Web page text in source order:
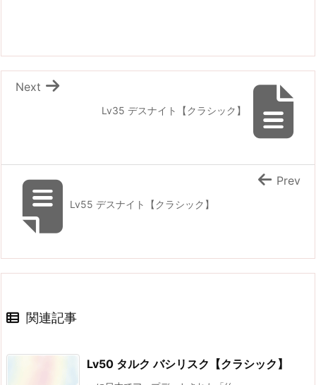
Lv35 デスナイト【クラシック】
Next
Lv55 デスナイト【クラシック】
Prev
関連記事
Lv50 タルク バシリスク【クラシック】